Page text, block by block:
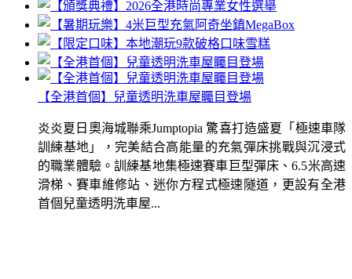
【全港首個】兒童透明洗車屋矚目登場
炎炎夏日奧海城聯乘Jumptopia 驚喜打造盛夏「極速車隊
訓練基地」，完美結合高能量的充氣彈床挑戰與沉浸式
的職業體驗。訓練基地集極速賽車巨型彈床、6.5米高速
滑梯、賽車維修站、迷你方程式極速隧道，更設有全港
首個兒童透明洗車屋...